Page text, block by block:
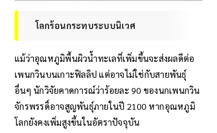
โลกร้อนกระทบระบบนิเวศ
แม้ว่าอุณหภูมิพื้นผิวน้ำทะเลที่เพิ่มขึ้นจะส่งผลดีต่อ
เพนกวินบนเกาะฟิลลิป แต่อาจไม่ใช่กับสายพันธุ์
อื่นๆ นักวิจัยคาดการณ์ว่าร้อยละ 90 ของนกเพนกวิน
จักรพรรดิ์อาจสูญพันธุ์ภายในปี 2100 หากอุณหภูมิ
โลกยังคงเพิ่มสูงขึ้นในอัตราปัจจุบัน